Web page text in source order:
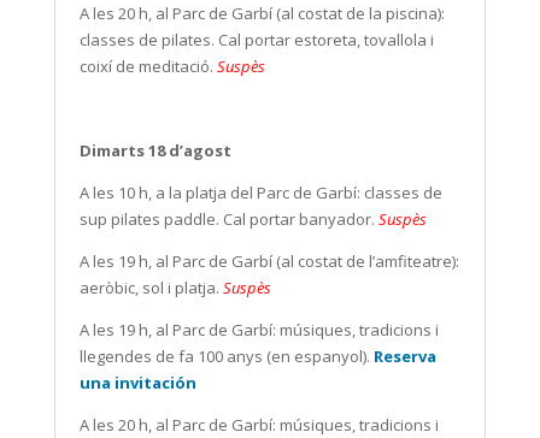
A les 20 h, al Parc de Garbí (al costat de la piscina):
classes de pilates. Cal portar estoreta, tovallola i
coixí de meditació. Suspès
Dimarts 18 d’agost
A les 10 h, a la platja del Parc de Garbí: classes de
sup pilates paddle. Cal portar banyador. Suspès
A les 19 h, al Parc de Garbí (al costat de l’amfiteatre):
aeròbic, sol i platja. Suspès
A les 19 h, al Parc de Garbí: músiques, tradicions i
llegendes de fa 100 anys (en espanyol). Reserva
una invitación
A les 20 h, al Parc de Garbí: músiques, tradicions i